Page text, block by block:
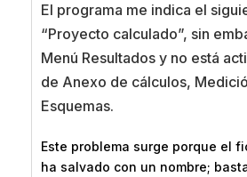
El programa me indica el
“Proyecto calculado”, sin
Menú Resultados y no está
de Anexo de cálculos,
Esquemas.
Este problema surge porque el
ha salvado con un nombre;